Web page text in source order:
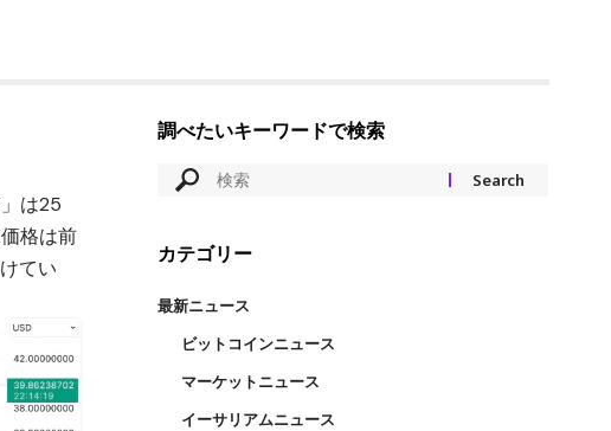
は25
格は前
てい
調べたいキーワードで検索
カテゴリー
最新ニュース
ビットコインニュース
マーケットニュース
イーサリアムニュース